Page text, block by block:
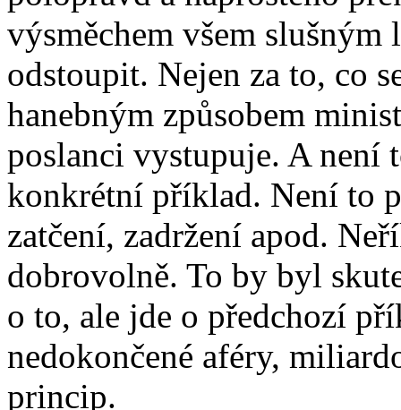
výsměchem všem
odstoupit. Nejen za to, co
hanebným způsobem
poslanci vystupuje. A není
konkrétní příklad. Není to
zatčení, zadržení apod.
dobrovolně. To by byl
o to, ale jde o předchozí
nedokončené aféry,
princip.